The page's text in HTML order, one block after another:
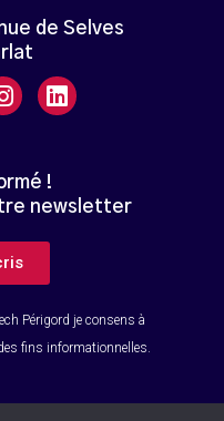
de Selves
!
newsletter
Périgord je consens à
fins informationnelles.